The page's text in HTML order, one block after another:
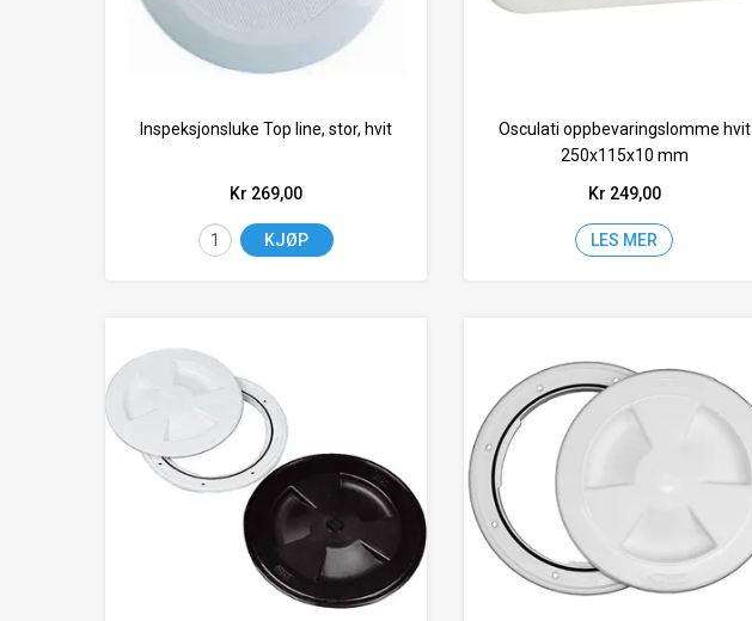
Inspeksjonsluke Top line, stor, hvit
Kr 269,00
KJØP
Osculati oppbevaringslomme hvit
250x115x10 mm
Kr 249,00
LES MER